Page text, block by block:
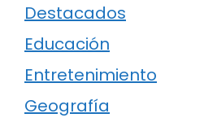
Destacados
Educación
Entretenimiento
Geografía